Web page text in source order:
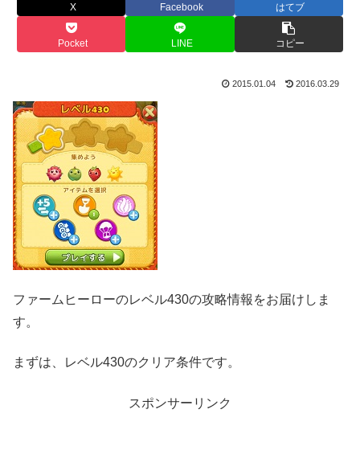
X Facebook はてブ
Pocket LINE コピー
2015.01.04 2016.03.29
ファームヒーローのレベル430の攻略情報をお届けしま
す。
まずは、レベル430のクリア条件です。
スポンサーリンク